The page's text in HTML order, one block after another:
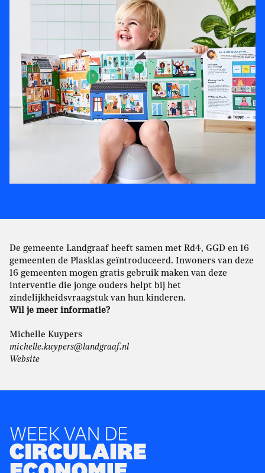
De gemeente Landgraaf heeft samen met Rd4, GGD en 16
gemeenten de Plasklas geïntroduceerd. Inwoners van deze
16 gemeenten mogen gratis gebruik maken van deze
interventie die jonge ouders helpt bij het
zindelijkheidsvraagstuk van hun kinderen.
Wil je meer informatie?
Michelle Kuypers
michelle.kuypers@landgraaf.nl
Website